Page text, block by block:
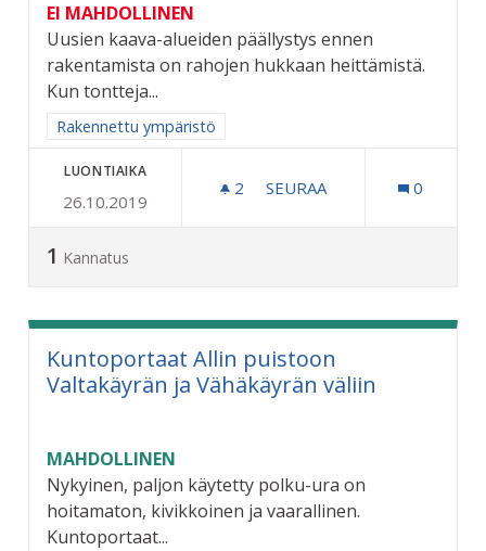
EI MAHDOLLINEN
Uusien kaava-alueiden päällystys ennen
rakentamista on rahojen hukkaan heittämistä.
Kun tontteja...
Rajaa tulokset aihepiirin mukaan: Rakennettu ympäristö
Rakennettu ympäristö
LUONTIAIKA
26.10.2019
2 2 SEURAAJAA
SEURAA 0
1 Kannatus
Kuntoportaat Allin puistoon
Valtakäyrän ja Vähäkäyrän väliin
MAHDOLLINEN
Nykyinen, paljon käytetty polku-ura on
hoitamaton, kivikkoinen ja vaarallinen.
Kuntoportaat...